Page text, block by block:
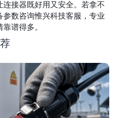
连接器既好用又安全。若拿不
参数咨询惟兴科技客服，专业
谱得多。